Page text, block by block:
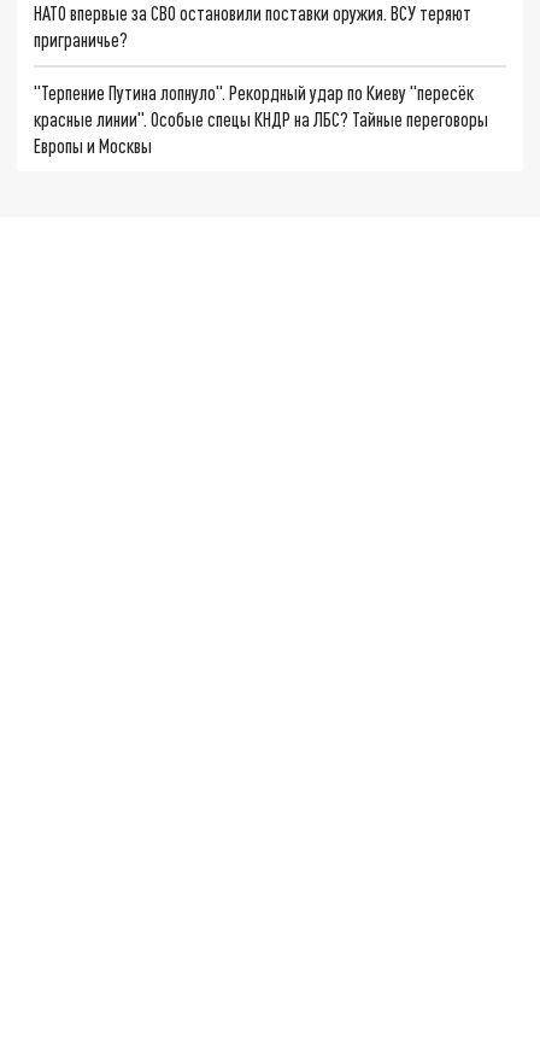
НАТО впервые за СВО остановили поставки оружия. ВСУ теряют
приграничье?
"Терпение Путина лопнуло". Рекордный удар по Киеву "пересёк
красные линии". Особые спецы КНДР на ЛБС? Тайные переговоры
Европы и Москвы